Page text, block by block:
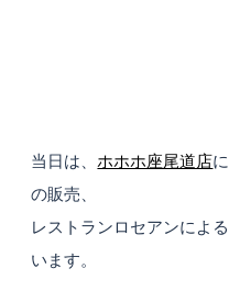
当日は、ホホホ座尾道店
の販売、
レストランロセアンによ
います。